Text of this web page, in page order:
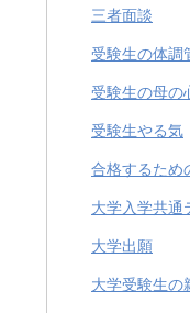
三者面談
受験生の体調
受験生の母の
受験生やる気
合格するため
大学入学共通
大学出願
大学受験生の